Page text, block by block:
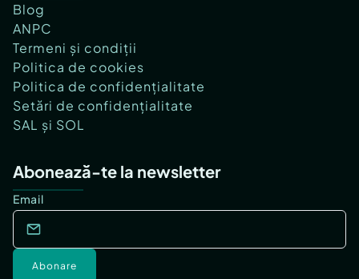
Blog
ANPC
Termeni și condiții
Politica de cookies
Politica de confidențialitate
Setări de confidențialitate
SAL și SOL
Abonează-te la newsletter
Email
Abonare